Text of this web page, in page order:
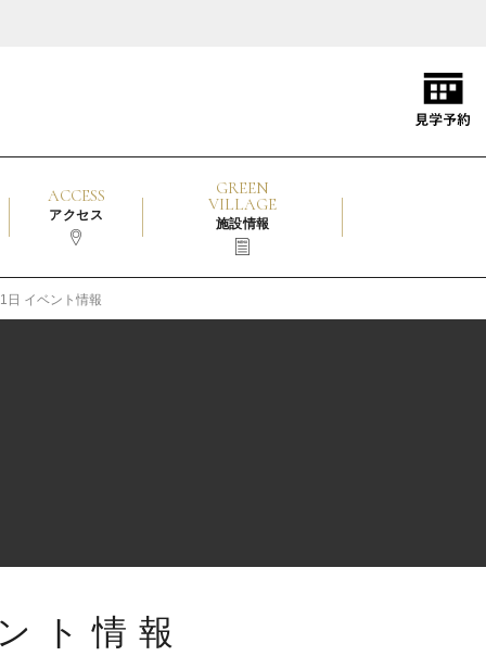
ACCESS
アクセス
GREEN
VILLAGE
施設情報
日 イベント情報
ト情報